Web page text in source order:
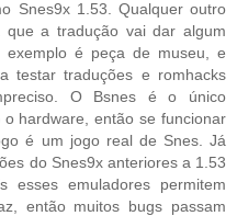
Snes9x 1.53. Qualquer outro
que a tradução vai dar algum
é peça de museu, e
testar traduções e romhacks
O Bsnes é o único
hardware, então se funcionar
é um jogo real de Snes. Já
do Snes9x anteriores a 1.53
esses emuladores permitem
então muitos bugs passam